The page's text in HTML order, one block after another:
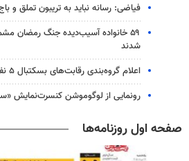
فیاضی: رسانه نباید به تریبون تملق و
۵۹ خانواده آسیب‌دیده جنگ رمضان
شدند
اعلام گروه‌بندی رقابت‌های بسکتبال ۵ نفره در بازی‌های آسیایی ناگویا
رونمایی از لوگوموشن کنسرت‌نمایش
صفحه اول روزنامه‌ها